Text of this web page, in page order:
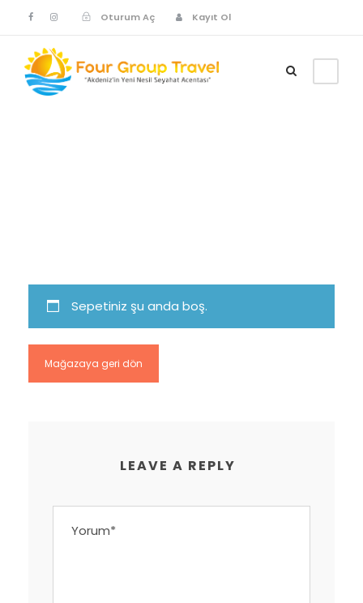
Oturum Aç Kayıt Ol
Sepetiniz şu anda boş.
Mağazaya geri dön
LEAVE A REPLY